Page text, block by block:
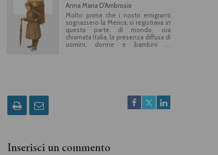
Anna Maria D'Ambrosio
Molto prima che i nostri emigranti
sognassero la Merica, si registrava in
questa parte di mondo, ora
chiamata Italia, la presenza diffusa di
uomini, donne e bambini in
la forza delle proprie braccia, chi
mercanzie o spettacolo di strada e
chi non aveva niente da vendere.
flottante di antico regime di cui si
Inserisci un commento